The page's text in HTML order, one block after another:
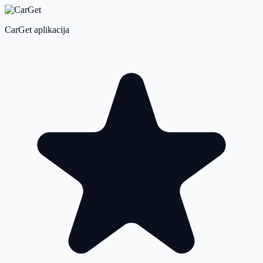
CarGet aplikacija